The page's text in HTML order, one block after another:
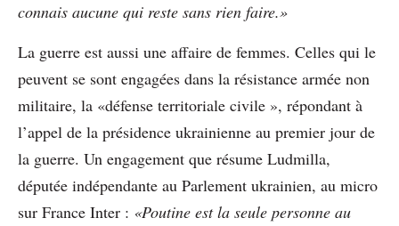
connais aucune qui reste sans rien faire.»
La guerre est aussi une affaire de femmes. Celles qui le
peuvent se sont engagées dans la résistance armée non
militaire, la «défense territoriale civile », répondant à
l’appel de la présidence ukrainienne au premier jour de
la guerre. Un engagement que résume Ludmilla,
députée indépendante au Parlement ukrainien, au micro
sur France Inter : «Poutine est la seule personne au